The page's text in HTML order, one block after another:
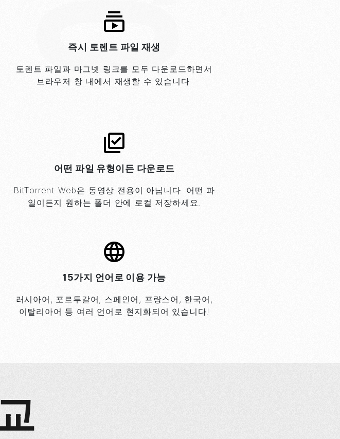
즉시 토렌트 파일 재생
토렌트 파일과 마그넷 링크를 모두 다운로드하면서
브라우저 창 내에서 재생할 수 있습니다.
어떤 파일 유형이든 다운로드
BitTorrent Web은 동영상 전용이 아닙니다. 어떤 파
일이든지 원하는 폴더 안에 로컬 저장하세요.
15가지 언어로 이용 가능
러시아어, 포르투갈어, 스페인어, 프랑스어, 한국어,
이탈리아어 등 여러 언어로 현지화되어 있습니다!